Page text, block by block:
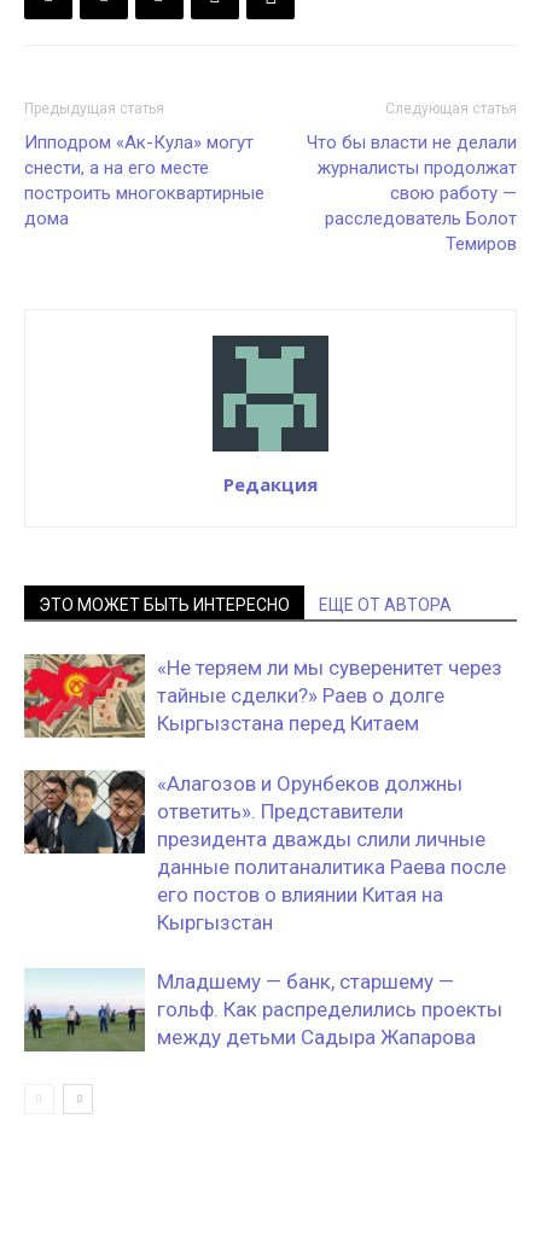
Предыдущая статья
Ипподром «Ак-Кула» могут
снести, а на его месте
построить многоквартирные
дома
Следующая статья
Что бы власти не делали
журналисты продолжат
свою работу —
расследователь Болот
Темиров
Редакция
ЭТО МОЖЕТ БЫТЬ ИНТЕРЕСНО ЕЩЕ ОТ АВТОРА
«Не теряем ли мы суверенитет через
тайные сделки?» Раев о долге
Кыргызстана перед Китаем
«Алагозов и Орунбеков должны
ответить». Представители
президента дважды слили личные
данные политаналитика Раева после
его постов о влиянии Китая на
Кыргызстан
Младшему — банк, старшему —
гольф. Как распределились проекты
между детьми Садыра Жапарова